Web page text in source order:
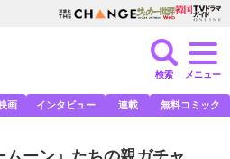
検索 メニュー
画 インタビュー 連載 無料コミック